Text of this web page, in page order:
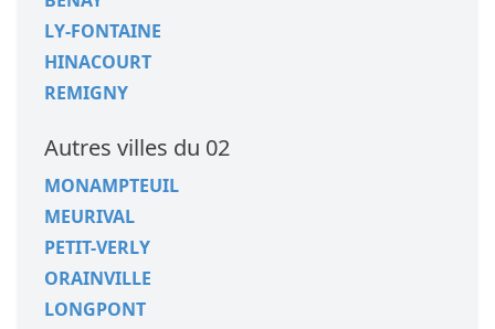
LY-FONTAINE
HINACOURT
REMIGNY
Autres villes du 02
MONAMPTEUIL
MEURIVAL
PETIT-VERLY
ORAINVILLE
LONGPONT